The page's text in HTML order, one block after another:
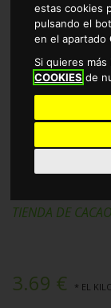
estas cookies
pulsando el
en el apartado
Si quieres
COOKIES de
TIENDA DE
3.69 € * EL